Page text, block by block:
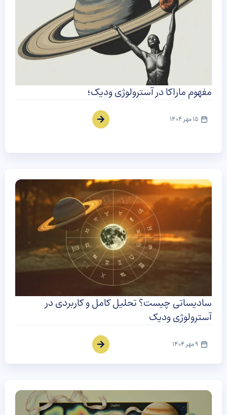
مفهوم ماراکا در آسترولوژی ودیک؛
15 مهر 1404
سادیساتی چیست؟ تحلیل کامل و کاربردی در
آسترولوژی ودیک
9 مهر 1404